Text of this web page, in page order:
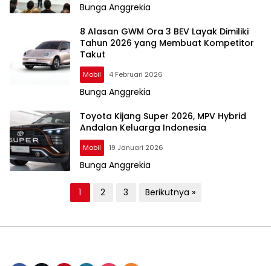
Bunga Anggrekia
8 Alasan GWM Ora 3 BEV Layak Dimiliki
Tahun 2026 yang Membuat Kompetitor
Takut
Mobil 4 Februari 2026
Bunga Anggrekia
Toyota Kijang Super 2026, MPV Hybrid
Andalan Keluarga Indonesia
Mobil 19 Januari 2026
Bunga Anggrekia
g
1 2 3 Berikutnya »